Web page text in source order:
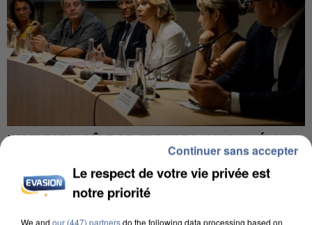
INCENDIES : L’ÎLE-DE-FRANCE LANCE UN ÉLAN
DE SOLIDARITÉ AVEC LES...
Le respect de votre vie privée est
notre priorité
We and our (447) partnersdo the following data processing based on
Continuer sans accepter